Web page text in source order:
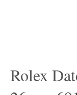
Rolex